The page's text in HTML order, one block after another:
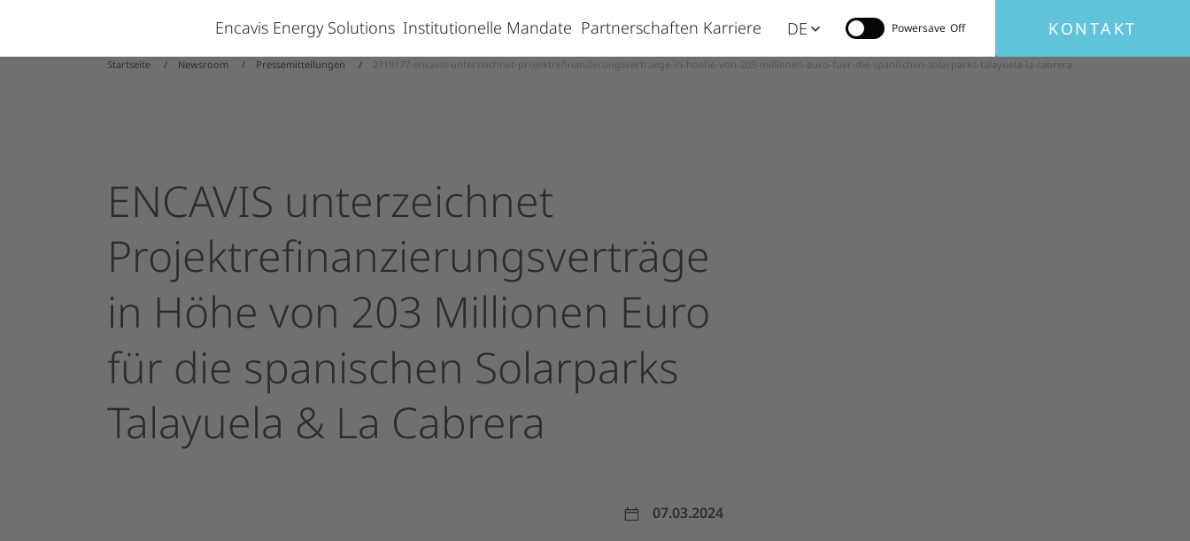
Encavis Energy Solutions Institutionelle Mandate Partnerschaften Karriere DE Powersave KONTAKT
Startseite Newsroom Pressemitteilungen 2719177-encavis-unterzeichnet-projektrefinanzierungsvertraege-in-hoehe-von-203-millionen-euro-fuer-die-spanischen-solarparks-talayuela-la-cabrera
ENCAVIS unterzeichnet
Projektrefinanzierungsverträge
in Höhe von 203 Millionen Euro
für die spanischen Solarparks
Talayuela & La Cabrera
07.03.2024